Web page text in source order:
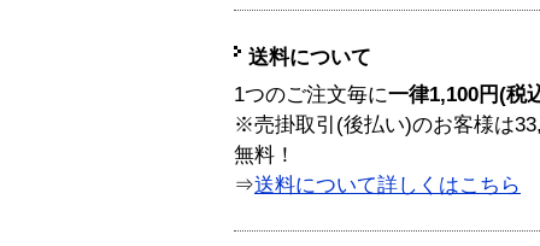
送料について
1つのご注文毎に一律1,100円(税
※売掛取引(後払い)のお客様は
無料！
⇒送料について詳しくはこちら